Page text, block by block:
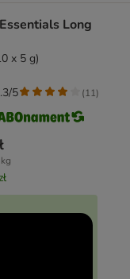
Long
x 5 g)
5 (11)